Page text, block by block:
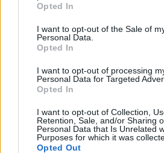
Opted In
I want to opt-out of the Sale of
Personal Data.
Opted In
I want to opt-out of processing
Personal Data for Targeted
Opted In
I want to opt-out of Collection,
Retention, Sale, and/or Sharing
Personal Data that Is Unrelated
Purposes for which it was
Opted Out
Αποδέχομαι τους
και την πολιτική
X